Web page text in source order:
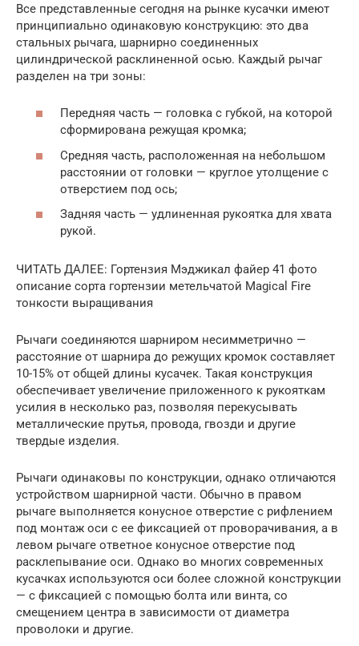
Все представленные сегодня на рынке кусачки имеют
принципиально одинаковую конструкцию: это два
стальных рычага, шарнирно соединенных
цилиндрической расклиненной осью. Каждый рычаг
разделен на три зоны:
Передняя часть — головка с губкой, на которой
сформирована режущая кромка;
Средняя часть, расположенная на небольшом
расстоянии от головки — круглое утолщение с
отверстием под ось;
Задняя часть — удлиненная рукоятка для хвата
рукой.
ЧИТАТЬ ДАЛЕЕ: Гортензия Мэджикал файер 41 фото
описание сорта гортензии метельчатой Magical Fire
тонкости выращивания
Рычаги соединяются шарниром несимметрично —
расстояние от шарнира до режущих кромок составляет
10-15% от общей длины кусачек. Такая конструкция
обеспечивает увеличение приложенного к рукояткам
усилия в несколько раз, позволяя перекусывать
металлические прутья, провода, гвозди и другие
твердые изделия.
Рычаги одинаковы по конструкции, однако отличаются
устройством шарнирной части. Обычно в правом
рычаге выполняется конусное отверстие с рифлением
под монтаж оси с ее фиксацией от проворачивания, а в
левом рычаге ответное конусное отверстие под
расклепывание оси. Однако во многих современных
кусачках используются оси более сложной конструкции
— с фиксацией с помощью болта или винта, со
смещением центра в зависимости от диаметра
проволоки и другие.